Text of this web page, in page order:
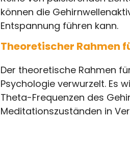
können die
Entspannung führen kann.
Theoretischer Rahmen
Der theoretische Rahmen
Psychologie verwurzelt. Es
Theta-Frequenzen des
Meditationszuständen in